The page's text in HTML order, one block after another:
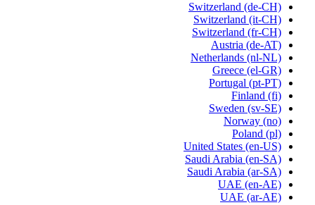
Switzerland (de-CH)
Switzerland (it-CH)
Switzerland (fr-CH)
Austria (de-AT)
Netherlands (nl-NL)
Greece (el-GR)
Portugal (pt-PT)
Finland (fi)
Sweden (sv-SE)
Norway (no)
Poland (pl)
United States (en-US)
Saudi Arabia (en-SA)
Saudi Arabia (ar-SA)
UAE (en-AE)
UAE (ar-AE)